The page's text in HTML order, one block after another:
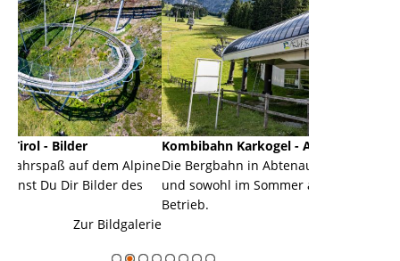
Alpine
des
Kombibahn Karkogel - Abtenau - Salzburg
Die Bergbahn in Abtenau ist eine Kombibahn
und sowohl im Sommer als auch im Winter in